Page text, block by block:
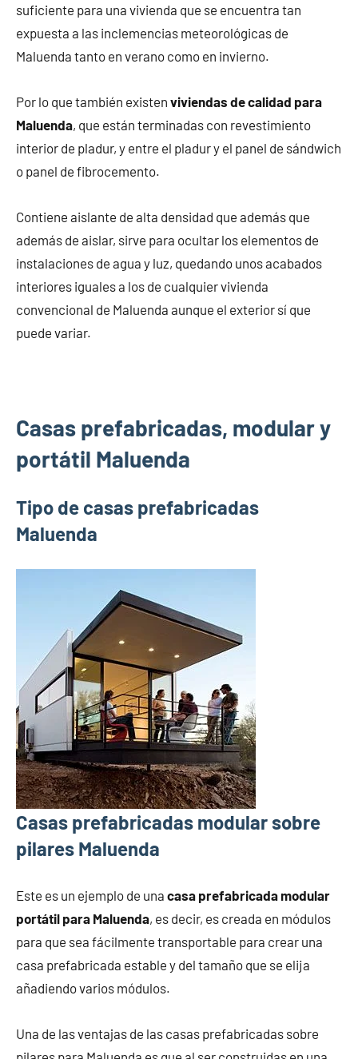
suficiente para una vivienda que se encuentra tan
expuesta a las inclemencias meteorológicas de
Maluenda tanto en verano como en invierno.
Por lo que también existen viviendas de calidad para
Maluenda, que están terminadas con revestimiento
interior de pladur, y entre el pladur y el panel de sándwich
o panel de fibrocemento.
Contiene aislante de alta densidad que además que
además de aislar, sirve para ocultar los elementos de
instalaciones de agua y luz, quedando unos acabados
interiores iguales a los de cualquier vivienda
convencional de Maluenda aunque el exterior sí que
puede variar.
Casas prefabricadas, modular y
portátil Maluenda
Tipo de casas prefabricadas
Maluenda
Casas prefabricadas modular sobre
pilares Maluenda
Este es un ejemplo de una casa prefabricada modular
portátil para Maluenda, es decir, es creada en módulos
para que sea fácilmente transportable para crear una
casa prefabricada estable y del tamaño que se elija
añadiendo varios módulos.
Una de las ventajas de las casas prefabricadas sobre